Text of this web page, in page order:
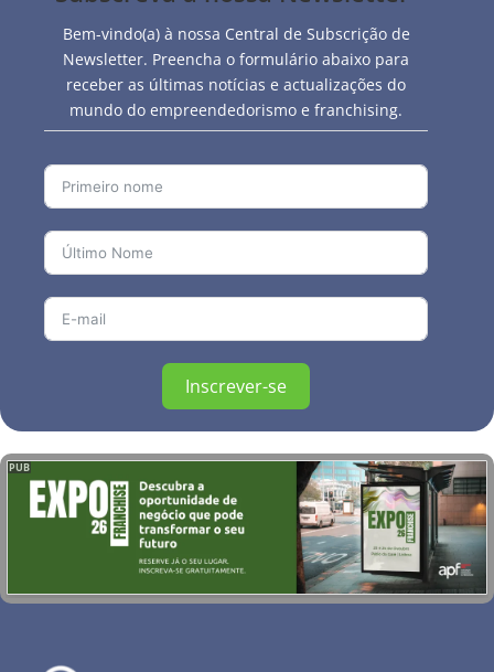
Bem-vindo(a) à nossa Central de Subscrição de
Newsletter. Preencha o formulário abaixo para
receber as últimas notícias e actualizações do
mundo do empreendedorismo e franchising.
Inscrever-se
PUB